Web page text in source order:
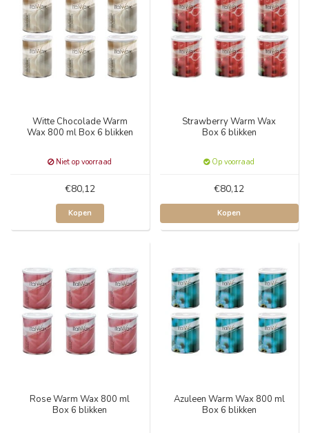
Witte Chocolade Warm
Wax 800 ml Box 6 blikken
Niet op voorraad
€80,12
Kopen
Strawberry Warm Wax
Box 6 blikken
Op voorraad
€80,12
Kopen
Rose Warm Wax 800 ml
Box 6 blikken
Azuleen Warm Wax 800 ml
Box 6 blikken